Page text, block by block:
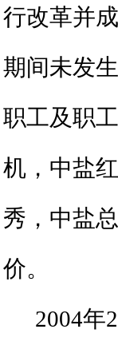
行改革并
期间未发
职工及职
机，中盐
秀，中盐
价。
2004年2